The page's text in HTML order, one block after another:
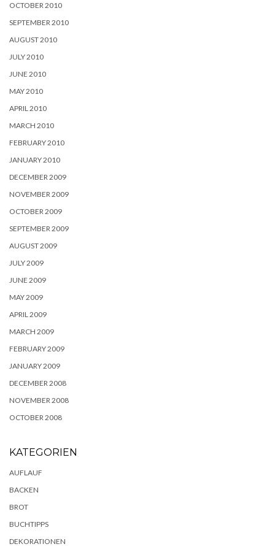
OCTOBER 2010
SEPTEMBER 2010
AUGUST 2010
JULY 2010
JUNE 2010
MAY 2010
APRIL 2010
MARCH 2010
FEBRUARY 2010
JANUARY 2010
DECEMBER 2009
NOVEMBER 2009
OCTOBER 2009
SEPTEMBER 2009
AUGUST 2009
JULY 2009
JUNE 2009
MAY 2009
APRIL 2009
MARCH 2009
FEBRUARY 2009
JANUARY 2009
DECEMBER 2008
NOVEMBER 2008
OCTOBER 2008
KATEGORIEN
AUFLAUF
BACKEN
BROT
BUCHTIPPS
DEKORATIONEN